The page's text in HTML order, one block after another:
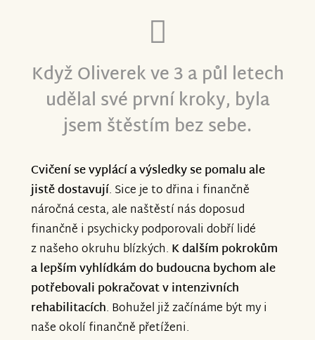
Když Oliverek ve 3 a půl letech
udělal své první kroky, byla
jsem štěstím bez sebe.
Cvičení se vyplácí a výsledky se pomalu ale
jistě dostavují. Sice je to dřina i finančně
náročná cesta, ale naštěstí nás doposud
finančně i psychicky podporovali dobří lidé
z našeho okruhu blízkých. K dalším pokrokům
a lepším vyhlídkám do budoucna bychom ale
potřebovali pokračovat v intenzivních
rehabilitacích. Bohužel již začínáme být my i
naše okolí finančně přetíženi.